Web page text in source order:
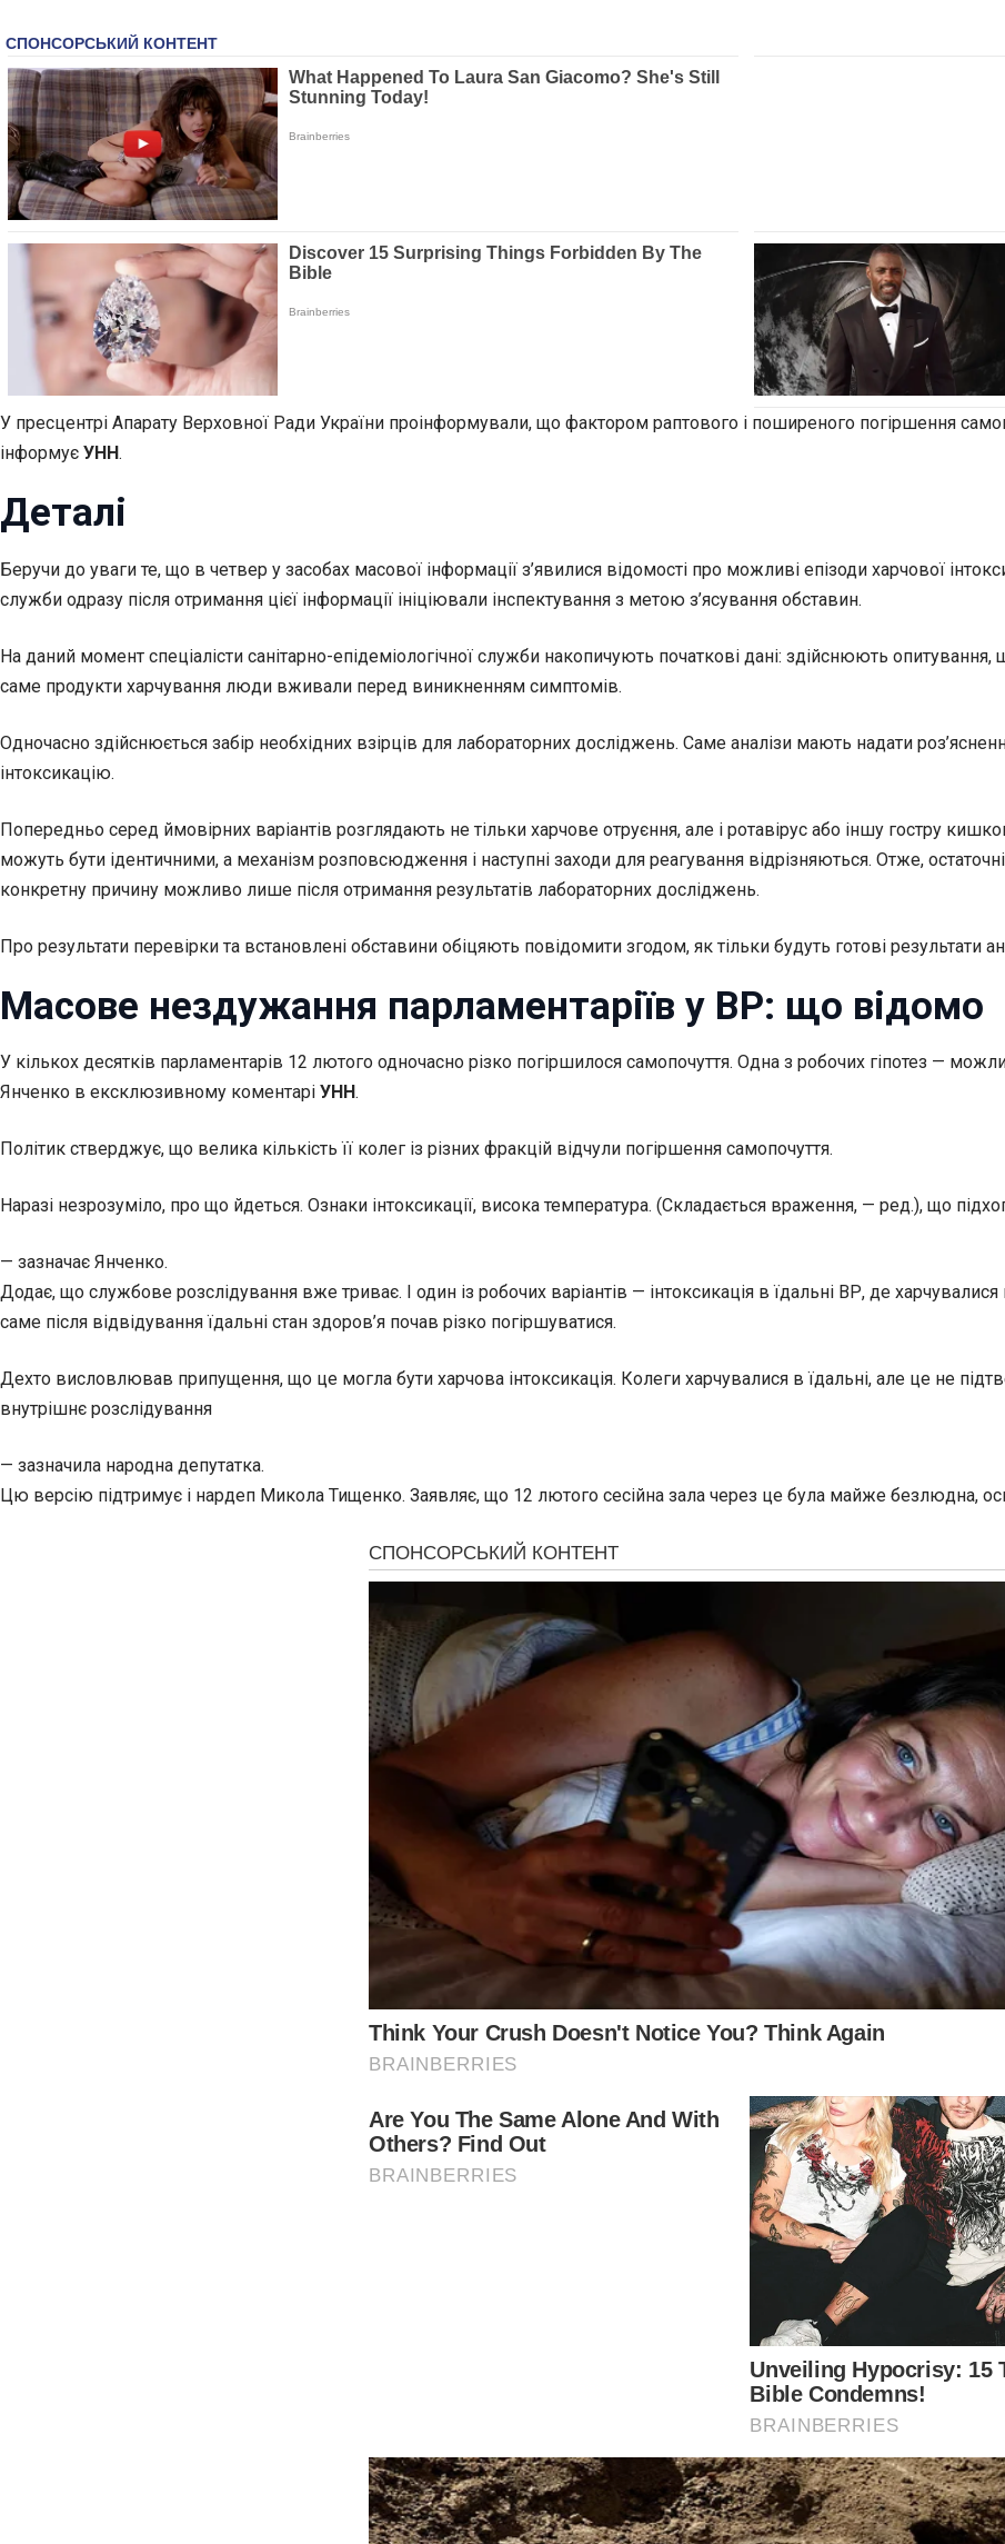
У пресцентрі Апарату Верховної Ради України проінформували, що фактором раптового і поширеного погіршення
інформує УНН.
Деталі
Беручи до уваги те, що в четвер у засобах масової інформації з’явилися відомості про можливі епізоди харчової
служби одразу після отримання цієї інформації ініціювали інспектування з метою з’ясування обставин.
На даний момент спеціалісти санітарно-епідеміологічної служби накопичують початкові дані: здійснюють опитування,
саме продукти харчування люди вживали перед виникненням симптомів.
Одночасно здійснюється забір необхідних взірців для лабораторних досліджень. Саме аналізи мають надати
інтоксикацію.
Попередньо серед ймовірних варіантів розглядають не тільки харчове отруєння, але і ротавірус або іншу гостру
можуть бути ідентичними, а механізм розповсюдження і наступні заходи для реагування відрізняються. Отже,
конкретну причину можливо лише після отримання результатів лабораторних досліджень.
Про результати перевірки та встановлені обставини обіцяють повідомити згодом, як тільки будуть готові результати
Масове нездужання парламентаріїв у ВР: що відомо
У кількох десятків парламентарів 12 лютого одночасно різко погіршилося самопочуття. Одна з робочих гіпотез —
Янченко в ексклюзивному коментарі УНН.
Політик стверджує, що велика кількість її колег із різних фракцій відчули погіршення самопочуття.
Наразі незрозуміло, про що йдеться. Ознаки інтоксикації, висока температура. (Складається враження, — ред.), що
— зазначає Янченко.
Додає, що службове розслідування вже триває. І один із робочих варіантів — інтоксикація в їдальні ВР, де
саме після відвідування їдальні стан здоров’я почав різко погіршуватися.
Дехто висловлював припущення, що це могла бути харчова інтоксикація. Колеги харчувалися в їдальні, але це не
внутрішнє розслідування
— зазначила народна депутатка.
Цю версію підтримує і нардеп Микола Тищенко. Заявляє, що 12 лютого сесійна зала через це була майже безлюдна,